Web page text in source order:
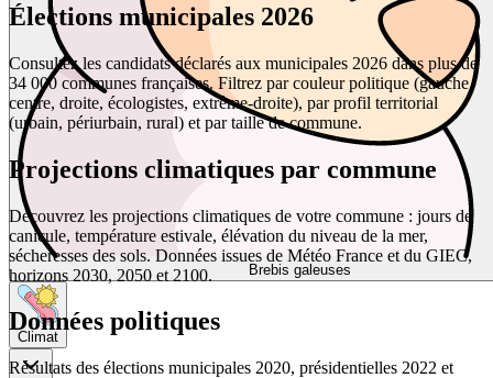
Brebis galeuses
Climat
Élections municipales 2026
Consultez les candidats déclarés aux municipales 2026 dans plus de
34 000 communes françaises. Filtrez par couleur politique (gauche,
centre, droite, écologistes, extrême-droite), par profil territorial
(urbain, périurbain, rural) et par taille de commune.
Projections climatiques par commune
Découvrez les projections climatiques de votre commune : jours de
canicule, température estivale, élévation du niveau de la mer,
sécheresses des sols. Données issues de Météo France et du GIEC,
horizons 2030, 2050 et 2100.
Données politiques
Résultats des élections municipales 2020, présidentielles 2022 et